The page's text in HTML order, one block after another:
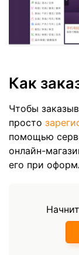
Как
Чтобы
просто
помощью
онлайн-
его при